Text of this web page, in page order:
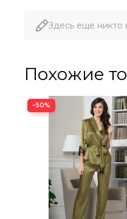
Здесь еще никто
Похожие
−50%